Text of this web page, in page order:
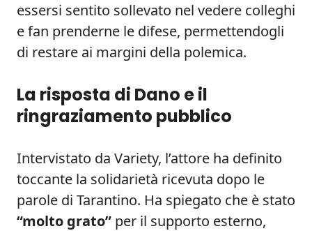
essersi sentito sollevato nel vedere colleghi
e fan prenderne le difese, permettendogli
di restare ai margini della polemica.
La risposta di Dano e il
ringraziamento pubblico
Intervistato da Variety, l’attore ha definito
toccante la solidarietà ricevuta dopo le
parole di Tarantino. Ha spiegato che è stato
“molto grato” per il supporto esterno,